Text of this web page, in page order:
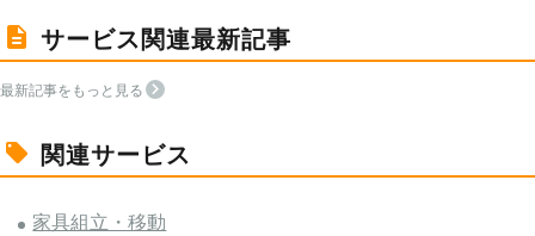
サービス関連最新記事
最新記事をもっと見る
関連サービス
家具組立・移動